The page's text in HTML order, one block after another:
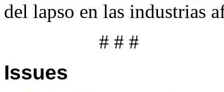
del lapso en las industrias
# # #
Issues